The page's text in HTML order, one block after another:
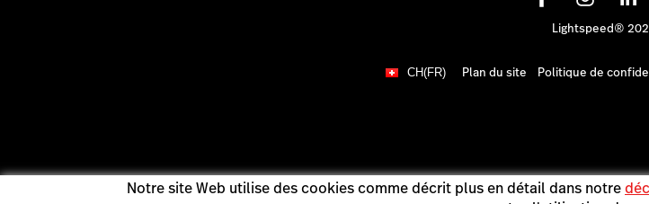
Lightspeed®
CH(FR) Plan du site Politique de
Notre site Web utilise des cookies comme décrit plus en détail dans notre